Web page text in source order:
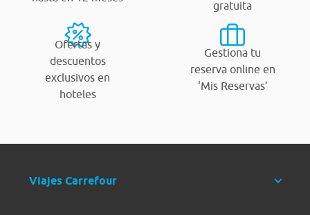
gratuita
Ofertas y
descuentos
exclusivos en
hoteles
Gestiona tu
reserva online en
‘Mis Reservas’
Viajes Carrefour